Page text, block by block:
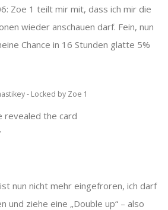
Zoe 1 teilt mir mit, dass ich mir die
wieder anschauen darf. Fein, nun
Chance in 16 Stunden glatte 5%
revealed the card
nun nicht mehr eingefroren, ich darf
und ziehe eine „Double up“ – also